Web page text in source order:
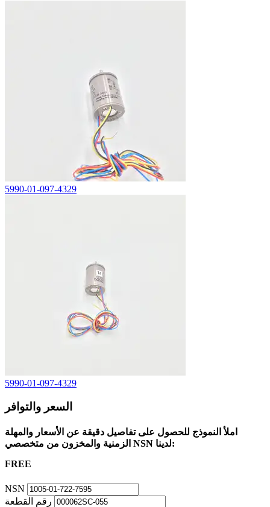
5990-01-097-4329
5990-01-097-4329
السعر والتوافر
املأ النموذج للحصول على تفاصيل دقيقة عن الأسعار والمهلة
الزمنية والمخزون من متخصصي NSN لدينا:
FREE
NSN
رقم القطعة